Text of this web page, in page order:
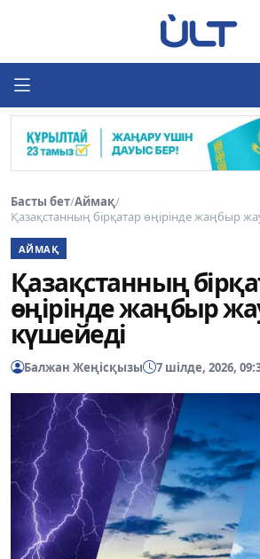
Басты бет/Аймақ/
Қазақстанның бірқатар өңірінде жаңбыр
АЙМАҚ
Қазақстанның
өңірінде жаңбыр
күшейеді
Балжан Жеңісқызы 7 шілде, 2026,